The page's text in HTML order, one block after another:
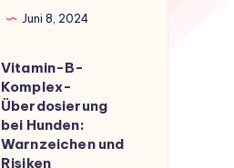
Juni 8, 2024
Vitamin-B-
Komplex-
Überdosierung
bei Hunden:
Warnzeichen und
Risiken